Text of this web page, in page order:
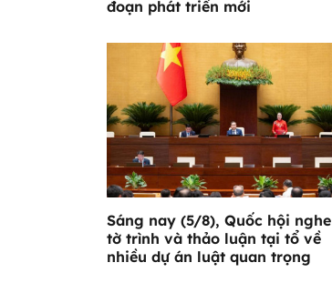
đoạn phát triển mới
Sáng nay (5/8), Quốc hội nghe
tờ trình và thảo luận tại tổ về
nhiều dự án luật quan trọng